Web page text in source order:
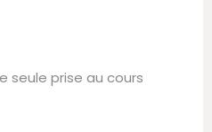
seule prise au cours